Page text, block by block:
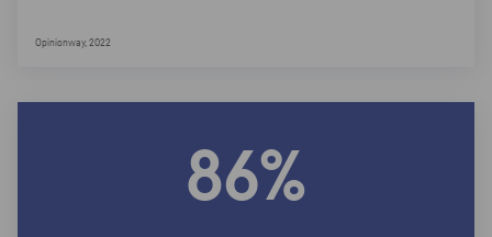
Opinionway, 2022
86%